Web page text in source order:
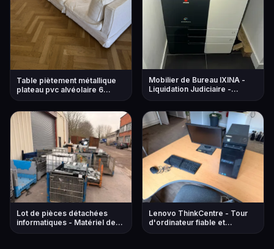
Table piètement métallique
plateau pvc alvéolaire 6
Chaises style scandinave 11
Canapé tissu gr...
Mobilier de Bureau IXINA -
Liquidation Judiciaire -
Lot de pièces détachées
informatiques - Matériel de
Lenovo ThinkCentre - Tour
d'ordinateur fiable et